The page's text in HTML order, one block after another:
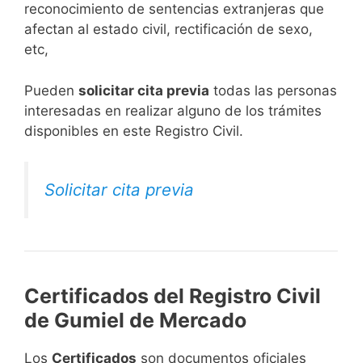
reconocimiento de sentencias extranjeras que
afectan al estado civil, rectificación de sexo,
etc,
​Pueden solicitar cita previa todas las personas
interesadas en realizar alguno de los trámites
disponibles en este Registro Civil.​
Solicitar cita previa
Certificados del Registro Civil
de Gumiel de Mercado
Los Certificados son documentos oficiales